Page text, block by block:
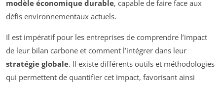
modèle économique durable, capable de faire face aux
défis environnementaux actuels.
Il est impératif pour les entreprises de comprendre l’impact
de leur bilan carbone et comment l’intégrer dans leur
stratégie globale. Il existe différents outils et méthodologies
qui permettent de quantifier cet impact, favorisant ainsi